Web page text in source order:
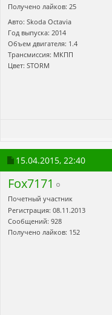
Получено лайков: 25
Авто: Skoda Octavia
Год выпуска: 2014
Объем двигателя: 1.4
Трансмиссия: МКПП
Цвет: STORM
15.04.2015, 22:40
Fox7171
Почетный участник
Регистрация: 08.11.2013
Сообщений: 928
Получено лайков: 152